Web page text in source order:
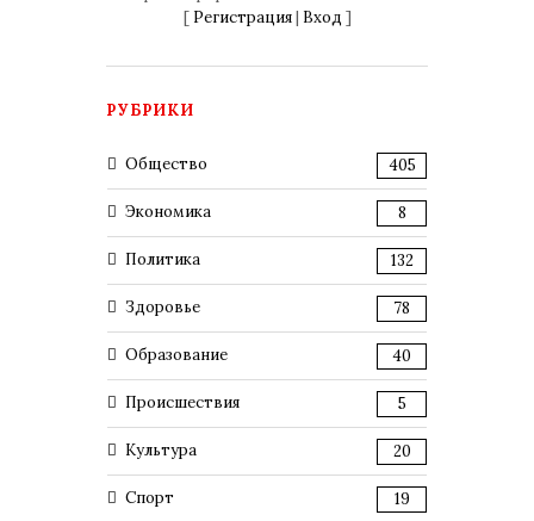
[ Регистрация| Вход ]
РУБРИКИ
Общество 405
Экономика 8
Политика 132
Здоровье 78
Образование 40
Происшествия 5
Культура 20
Спорт 19